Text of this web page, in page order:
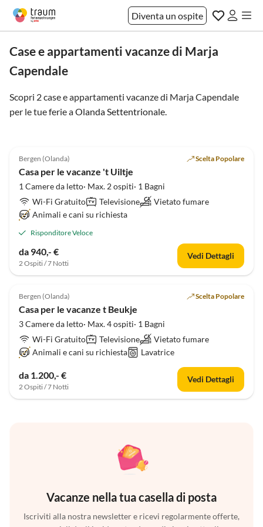
Diventa un ospite
Case e appartamenti vacanze di Marja
Capendale
Scopri 2 case e appartamenti vacanze di Marja Capendale
per le tue ferie aOlanda Settentrionale.
Bergen (Olanda) Scelta Popolare
Casa per le vacanze 't Uiltje
1 Camere da letto· Max. 2 ospiti· 1 Bagni
Wi-Fi Gratuito
Televisione
Vietato fumare
Animali e cani su richiesta
Risponditore Veloce
da 940,- €
2 Ospiti / 7 Notti
Vedi Dettagli
5.0 (1)
Bergen (Olanda) Scelta Popolare
Casa per le vacanze t Beukje
3 Camere da letto· Max. 4 ospiti· 1 Bagni
Wi-Fi Gratuito
Televisione
Vietato fumare
Animali e cani su richiesta
Lavatrice
da 1.200,- €
2 Ospiti / 7 Notti
Vedi Dettagli
Vacanze nella tua casella di posta
Iscriviti alla nostra newsletter e ricevi regolarmente offerte,